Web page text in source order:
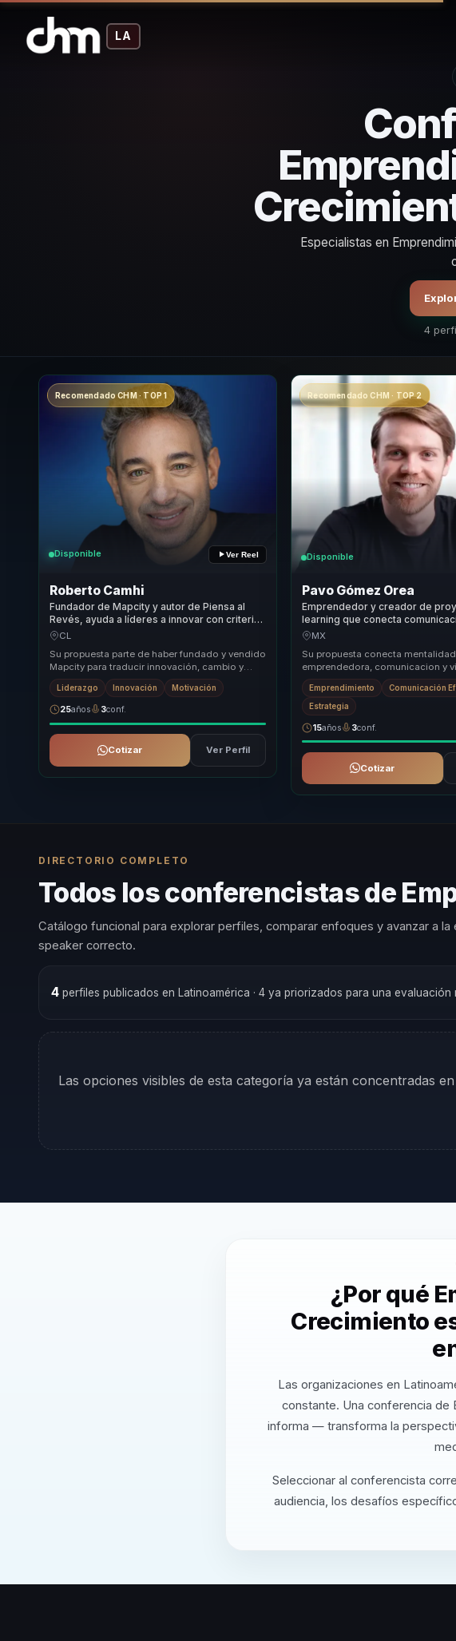
LA
Especialistas en
4
Recomendado CHM · TOP 1
Disponible Ver Reel
Roberto Camhi
Fundador de Mapcity y autor de Piensa al
Revés, ayuda a líderes a innovar con criterio,
anticipar cambios y tomar mejores
CL
Su propuesta parte de haber fundado y vendido
Mapcity para traducir innovación, cambio y
mentalidad emprendedora en criterio de
negocio. ...
Liderazgo Innovación Motivación
25años 3conf.
Cotizar Ver Perfil
Recomendado CHM · TOP 2
Disponible
Pavo Gómez Orea
Emprendedor y creador de
learning que conecta
marketing digital con claridad
MX
Su propuesta conecta mentalidad
emprendedora, comunicacion y
negocio para que crecimiento
aspiracion abstracta....
Emprendimiento Comunicación
Estrategia
15años 3conf.
Cotizar
DIRECTORIO COMPLETO
Todos los conferencistas de
Catálogo funcional para explorar perfiles, comparar enfoques y avanzar a la
speaker correcto.
4perfiles publicados en Latinoamérica · 4 ya priorizados para una evaluación
Las opciones visibles de esta categoría ya están concentradas
¿Por qué
Crecimiento
Las organizaciones en
constante. Una conferencia de
informa — transforma la
Seleccionar al conferencista
audiencia, los desafíos